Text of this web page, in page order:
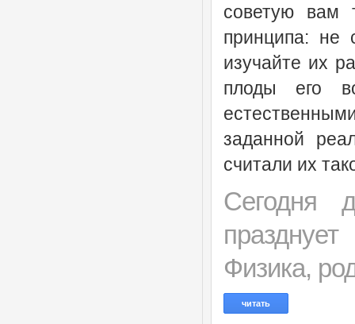
советую вам
принципа: не
изучайте их
плоды его
заданной
считали их
Сегодня
Физика,
читать